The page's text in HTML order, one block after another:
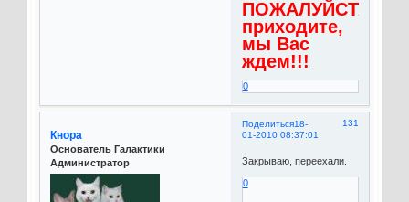
ПОЖАЛУЙСТА,
приходите,
мы Вас
ждем!!!
0
Поделиться 131
18-
01-2010 08:37:01
Кнора
Основатель Галактики
Администратор
Закрываю, переехали.
0